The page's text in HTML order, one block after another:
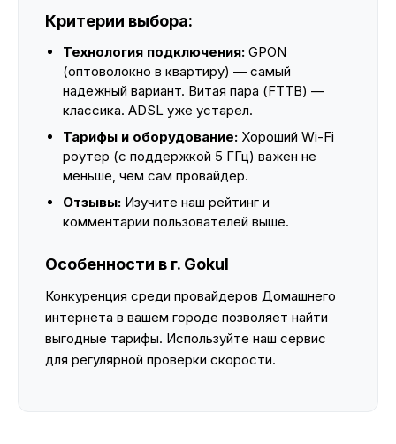
Критерии выбора:
Технология подключения: GPON
(оптоволокно в квартиру) — самый
надежный вариант. Витая пара (FTTB) —
классика. ADSL уже устарел.
Тарифы и оборудование: Хороший Wi-Fi
роутер (с поддержкой 5 ГГц) важен не
меньше, чем сам провайдер.
Отзывы: Изучите наш рейтинг и
комментарии пользователей выше.
Особенности в г. Gokul
Конкуренция среди провайдеров Домашнего
интернета в вашем городе позволяет найти
выгодные тарифы. Используйте наш сервис
для регулярной проверки скорости.